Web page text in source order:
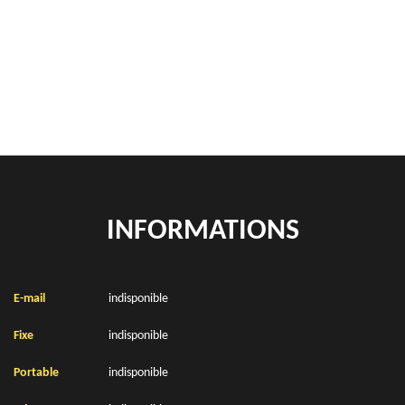
INFORMATIONS
E-mail indisponible
Fixe indisponible
Portable indisponible